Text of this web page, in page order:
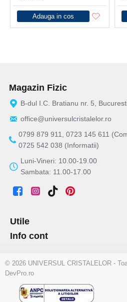
Adauga in cos
Magazin Fizic
B-dul I.C. Bratianu nr. 5,
office@universulcristalelor.ro
0799 879 911, 0723 145 611
0725 542 038 (Informatii)
Luni-Vineri: 10.00-19.00
Sambata: 11.00-17.00
Utile
Info cont
© 2026 UNIVERSUL CRISTALELOR -
DevPro.ro